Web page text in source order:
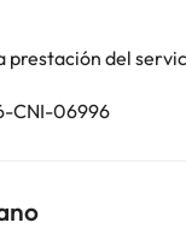
del
CNI-06996